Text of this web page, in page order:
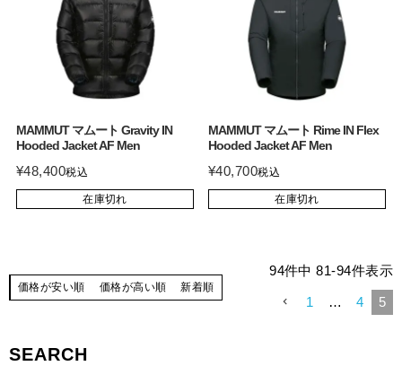
SEARCH
MAMMUT マムート Gravity IN
Hooded Jacket AF Men
¥48,400税込
在庫切れ
MAMMUT マムート Rime IN Flex
Hooded Jacket AF Men
¥40,700税込
在庫切れ
価格が安い順 価格が高い順 新着順
94件中 81-94件表示
1 … 4 5